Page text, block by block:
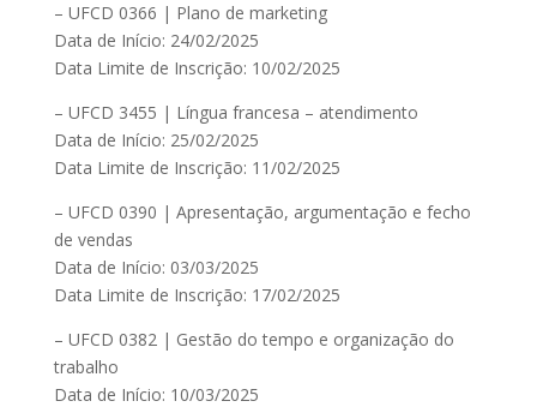
– UFCD 0366 | Plano de marketing
Data de Início: 24/02/2025
Data Limite de Inscrição: 10/02/2025
– UFCD 3455 | Língua francesa – atendimento
Data de Início: 25/02/2025
Data Limite de Inscrição: 11/02/2025
– UFCD 0390 | Apresentação, argumentação e fecho
de vendas
Data de Início: 03/03/2025
Data Limite de Inscrição: 17/02/2025
– UFCD 0382 | Gestão do tempo e organização do
trabalho
Data de Início: 10/03/2025